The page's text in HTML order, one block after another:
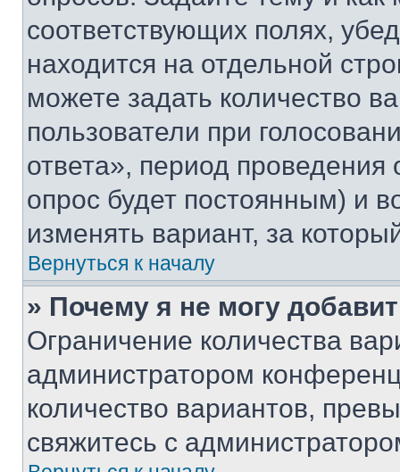
соответствующих полях,
находится на отдельной
можете задать количество
пользователи при
ответа», период проведения
опрос будет постоянным) и
изменять вариант, за
Вернуться к началу
» Почему я не могу
Ограничение количества
администратором
количество вариантов,
свяжитесь с